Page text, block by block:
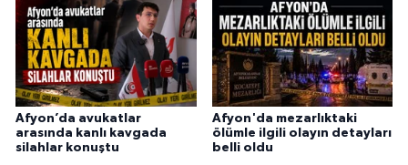
Afyon’da avukatlar
arasında kanlı kavgada
silahlar konuştu
Afyon'da mezarlıktaki
ölümle ilgili olayın detayları
belli oldu